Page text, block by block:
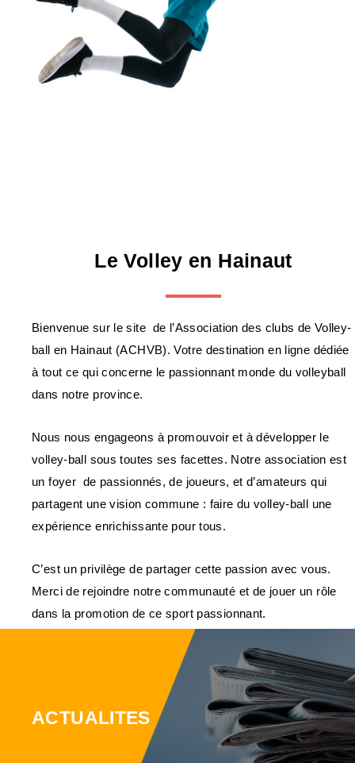
Le Volley en Hainaut
Bienvenue sur le site de l’Association des clubs de Volley-
ball en Hainaut (ACHVB). Votre destination en ligne dédiée
à tout ce qui concerne le passionnant monde du volleyball
dans notre province.
Nous nous engageons à promouvoir et à développer le
volley-ball sous toutes ses facettes. Notre association est
un foyer de passionnés, de joueurs, et d’amateurs qui
partagent une vision commune : faire du volley-ball une
expérience enrichissante pour tous.
C’est un privilège de partager cette passion avec vous.
Merci de rejoindre notre communauté et de jouer un rôle
dans la promotion de ce sport passionnant.
ACTUALITES